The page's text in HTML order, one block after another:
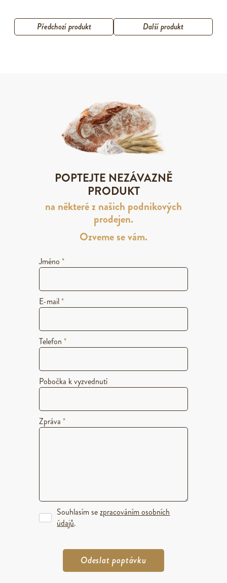
Předchozí produkt Další produkt
POPTEJTE NEZÁVAZNĚ
PRODUKT
na některé z našich podnikových
prodejen.
Ozveme se vám.
Jméno *
E-mail*
Telefon *
Pobočka k vyzvednutí
Zpráva *
Souhlasím sezpracováním osobních
údajů.